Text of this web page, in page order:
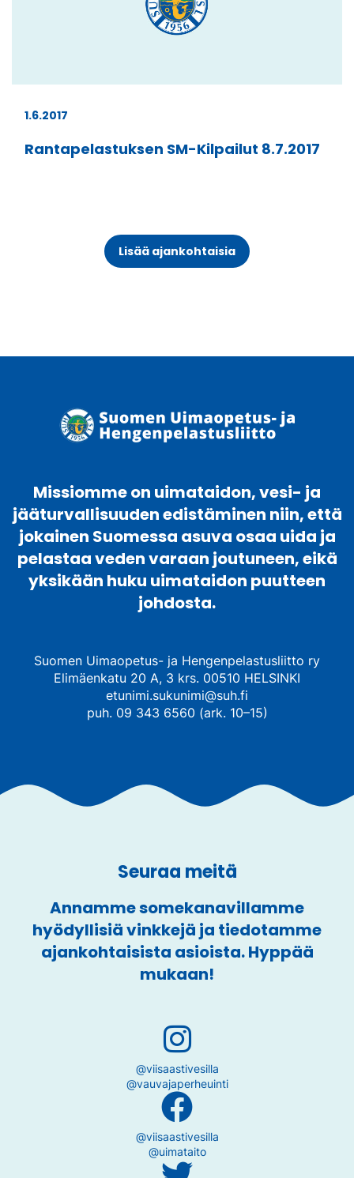
1.6.2017
Rantapelastuksen SM-Kilpailut 8.7.2017
Lisää ajankohtaisia
Missiomme on uimataidon, vesi- ja
jääturvallisuuden edistäminen niin, että
jokainen Suomessa asuva osaa uida ja
pelastaa veden varaan joutuneen, eikä
yksikään huku uimataidon puutteen
johdosta.
Suomen Uimaopetus- ja Hengenpelastusliitto ry
Elimäenkatu 20 A, 3 krs. 00510 HELSINKI
etunimi.sukunimi@suh.fi
puh. 09 343 6560 (ark. 10–15)
Seuraa meitä
Annamme somekanavillamme
hyödyllisiä vinkkejä ja tiedotamme
ajankohtaisista asioista. Hyppää
mukaan!
@viisaastivesilla
@vauvajaperheuinti
@viisaastivesilla
@uimataito